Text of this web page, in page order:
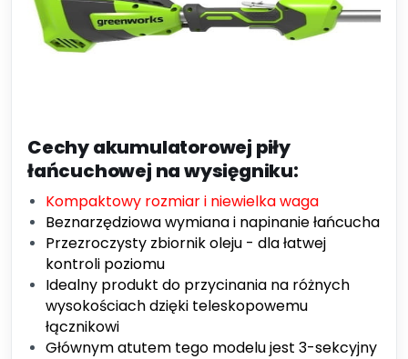
Cechy akumulatorowej piły
łańcuchowej na wysięgniku:
Kompaktowy rozmiar i niewielka waga
Beznarzędziowa wymiana i napinanie łańcucha
Przezroczysty zbiornik oleju - dla łatwej
kontroli poziomu
Idealny produkt do przycinania na różnych
wysokościach dzięki teleskopowemu
łącznikowi
Głównym atutem tego modelu jest 3-sekcyjny